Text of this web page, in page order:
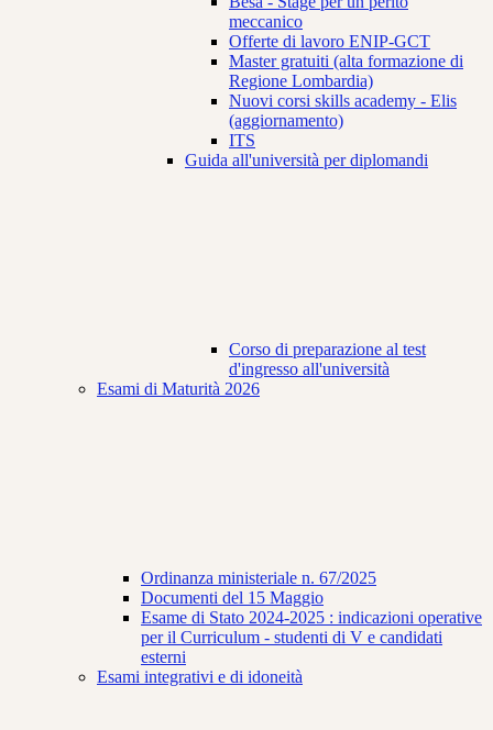
meccanico
Offerte di lavoro ENIP-GCT
Master gratuiti (alta formazione di
Regione Lombardia)
Nuovi corsi skills academy - Elis
(aggiornamento)
ITS
Guida all'università per diplomandi
Corso di preparazione al test
d'ingresso all'università
Esami di Maturità 2026
Ordinanza ministeriale n. 67/2025
Documenti del 15 Maggio
Esame di Stato 2024-2025 : indicazioni operative
per il Curriculum - studenti di V e candidati
esterni
Esami integrativi e di idoneità